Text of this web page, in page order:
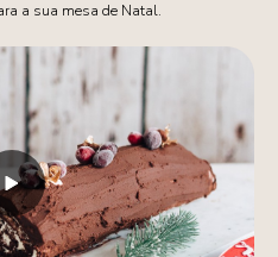
a sua mesa de Natal.